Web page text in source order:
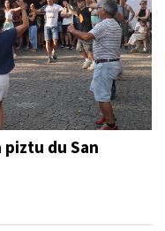
du San